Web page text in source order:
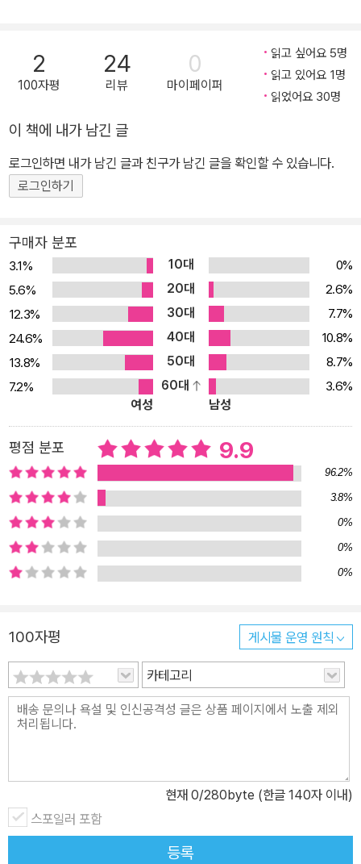
인 플랑은 물론이고 꽈배기, 고로케, 팥빵 그리고 녹차, 흑임자, 오미
자가 들어 간 한국풍 메뉴도 큰 인기를 끌고 있다. 한국풍 메뉴들은 그
의 아내 양승희 대표가 메뉴 개발에 아이디어를 낸 제품이다. 늘 최고
시피를 최초로 공개한다.
2
100자평
24
리뷰
0
마이페이퍼
읽고 싶어요 5명
읽고 있어요 1명
읽었어요 30명
이 책에 내가 남긴 글
로그인하면 내가 남긴 글과 친구가 남긴 글을 확인할 수 있습니다.
로그인하기
구매자 분포
3.1% 10대
0%
5.6%
20대
2.6%
12.3%
30대
7.7%
24.6%
40대
10.8%
13.8%
50대
8.7%
7.2%
60대
3.6%
여성
남성
평점 분포 9.9
96.2%
3.8%
0%
0%
0%
100자평 게시물 운영 원칙
카테고리
현재 0/280byte (한글 140자 이내)
스포일러 포함
등록